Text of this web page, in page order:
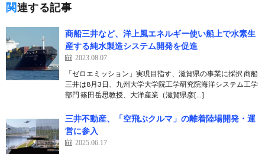
関連する記事
商船三井など、洋上風エネルギー使い船上で水素生
産する純水製造システム開発を促進
2023.08.07
「ゼロエミッション」実現目指す、滋賀県の事業に採択 商船
三井は8月3日、九州大学大学院工学研究院海洋システム工学
部門 篠田岳思教授、大洋産業（滋賀県彦[…]
三井不動産、「空飛ぶクルマ」の離着陸場開発・運
営に参入
2025.06.17